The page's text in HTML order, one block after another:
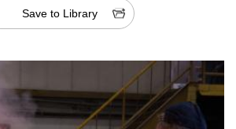
Save to Library